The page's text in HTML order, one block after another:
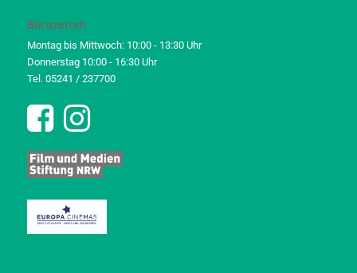
Bürozeiten
Montag bis Mittwoch: 10:00 - 13:30 Uhr
Donnerstag 10:00 - 16:30 Uhr
Tel. 05241 / 237700